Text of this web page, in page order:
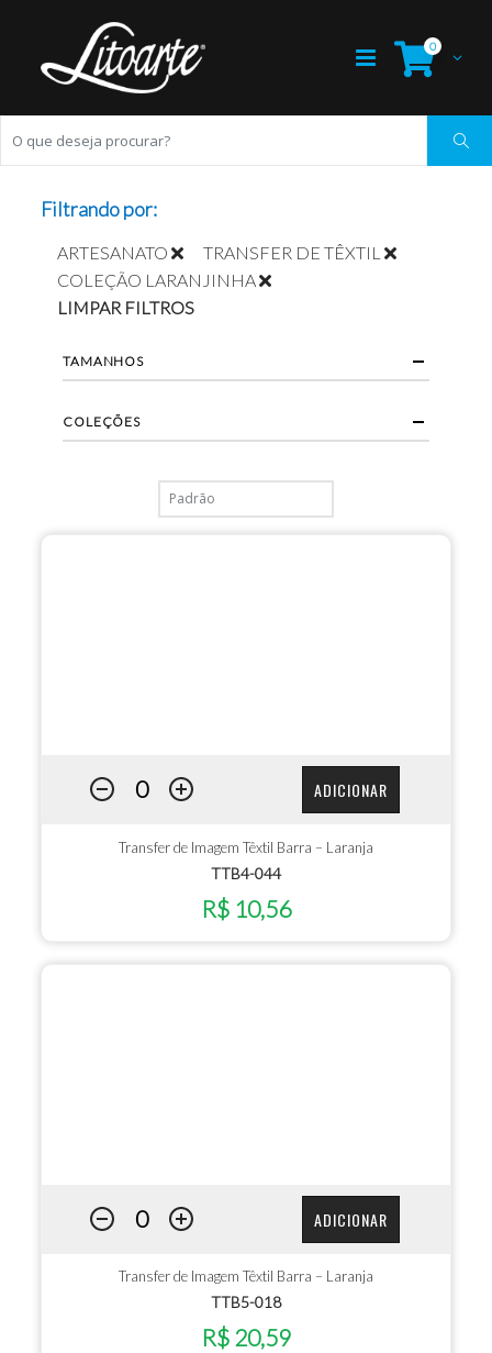
0
ADICIONAR
Transfer de Imagem Têxtil Barra – Laranja
TTB4-044
R$ 10,56
ADICIONAR
Transfer de Imagem Têxtil Barra – Laranja
TTB5-018
R$ 20,59
Filtrando por:
ARTESANATO
TRANSFER DE TÊXTIL
COLEÇÃO LARANJINHA
LIMPAR FILTROS
TAMANHOS
COLEÇÕES